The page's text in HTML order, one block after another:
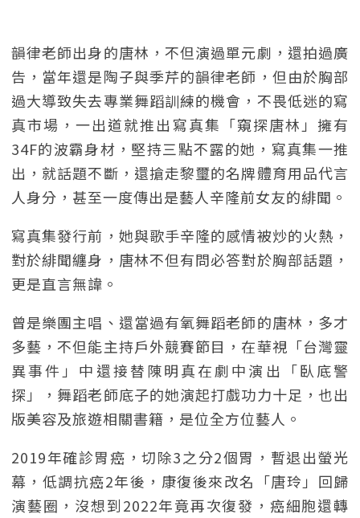
韻律老師出身的唐林，不但演過單元劇，還拍過廣
告，當年還是陶子與季芹的韻律老師，但由於胸部
過大導致失去專業舞蹈訓練的機會，不畏低迷的寫
真市場，一出道就推出寫真集「窺探唐林」擁有
34F的波霸身材，堅持三點不露的她，寫真集一推
出，就話題不斷，還搶走黎璽的名牌體育用品代言
人身分，甚至一度傳出是藝人辛隆前女友的緋聞。
寫真集發行前，她與歌手辛隆的感情被炒的火熱，
對於緋聞纏身，唐林不但有問必答對於胸部話題，
更是直言無諱。
曾是樂團主唱、還當過有氧舞蹈老師的唐林，多才
多藝，不但能主持戶外競賽節目，在華視「台灣靈
異事件」中還接替陳明真在劇中演出「臥底警
探」，舞蹈老師底子的她演起打戲功力十足，也出
版美容及旅遊相關書籍，是位全方位藝人。
2019年確診胃癌，切除3之分2個胃，暫退出螢光
幕，低調抗癌2年後，康復後來改名「唐玲」回歸
演藝圈，沒想到2022年竟再次復發，癌細胞還轉